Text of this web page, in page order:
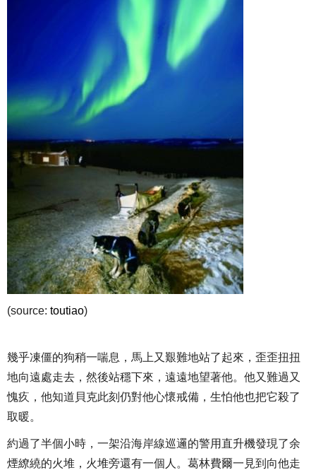
(source: toutiao)
幾乎凍僵的狗稍一喘息，馬上又艱難地站了起來，歪歪扭扭
地向遠處走去，然後站穩下來，遠遠地望著他。他又難過又
愧疚，他知道貝克此刻仍對他心懷戒備，生怕他也把它殺了
取暖。
約過了半個小時，一架沿海岸線巡邏的警用直升機發現了余
煙繚繞的火堆，火堆旁還有一個人。葛林費爾一見到向他走